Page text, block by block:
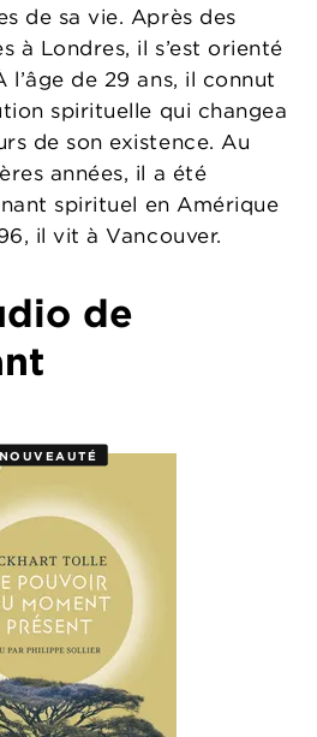
de sa vie. Après des
à Londres, il s’est orienté
l’âge de 29 ans, il connut
spirituelle qui changea
de son existence. Au
années, il a été
spirituel en Amérique
il vit à Vancouver.
de
NOUVEAUTÉ